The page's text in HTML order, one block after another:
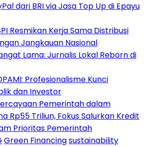
dari BRI via Jasa Top Up di Epayu
Resmikan Kerja Sama Distribusi
Jangkauan Nasional
Lama: Jurnalis Lokal Reborn di
Profesionalisme Kunci
dan Investor
Pemerintah dalam
Rp55 Triliun, Fokus Salurkan Kredit
Prioritas Pemerintah
Green Financingsustainability